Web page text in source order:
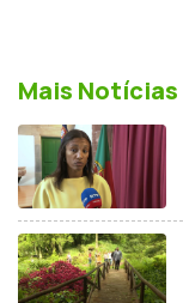
Mais Notícias